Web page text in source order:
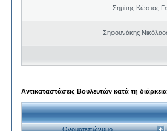
Σημίτης Κώστας
Σηφουνάκης
Αντικαταστάσεις Βουλευτών κατά τη
Ονοματεπώνυμο